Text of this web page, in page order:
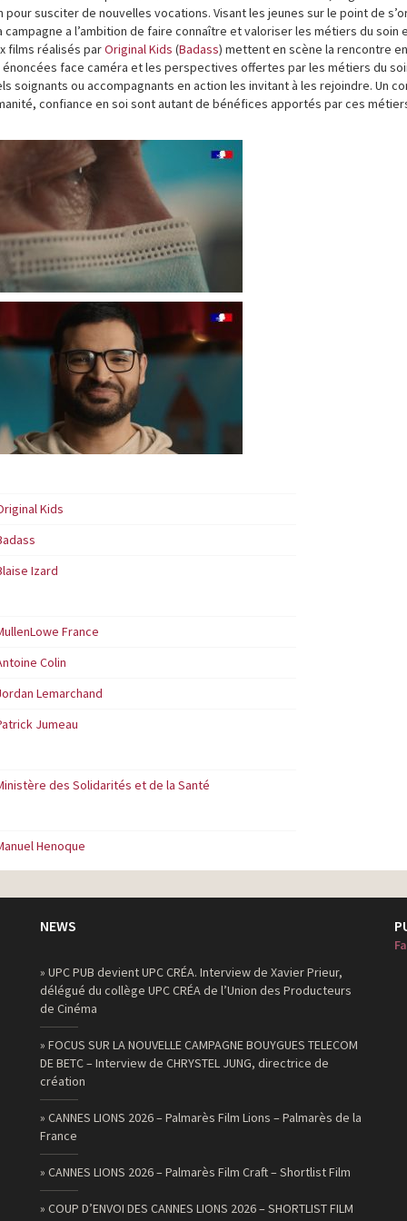
susciter de nouvelles vocations. Visant les jeunes sur le point de
a l’ambition de faire connaître et valoriser les métiers du soin
films réalisés parOriginal Kids (Badass) mettent en scène la rencontre
face caméra et les perspectives offertes par les métiers du
soignants ou accompagnants en action les invitant à les rejoindre. Un
confiance en soi sont autant de bénéfices apportés par ces
Kids
Izard
France
Colin
Lemarchand
Jumeau
des Solidarités et de la Santé
Henoque
NEWS
» UPC PUB devient UPC CRÉA. Interview de Xavier Prieur,
délégué du collège UPC CRÉA de l’Union des Producteurs
de Cinéma
» FOCUS SUR LA NOUVELLE CAMPAGNE BOUYGUES TELECOM
DE BETC – Interview de CHRYSTEL JUNG, directrice de
création
» CANNES LIONS 2026 – Palmarès Film Lions – Palmarès de la
France
» CANNES LIONS 2026 – Palmarès Film Craft – Shortlist Film
» COUP D’ENVOI DES CANNES LIONS 2026 – SHORTLIST FILM